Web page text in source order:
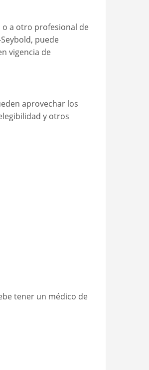
o a otro profesional de
puede
vigencia de
aprovechar los
y otros
tener un médico de